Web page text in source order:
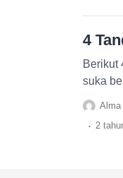
4
Berikut
suka
Alma
. 2